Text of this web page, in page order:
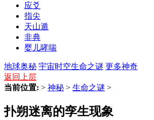
应爻
指尖
天山遁
非典
婴儿哮喘
地球奥秘 宇宙时空生命之谜 更多神奇
返回上层
当前位置: > 神秘 > 生命之谜 >
扑朔迷离的孪生现象